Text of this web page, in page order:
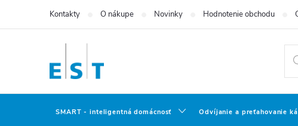
Kontakty O nákupe Novinky Hodnotenie obchodu
SMART - inteligentná domácnosť Odvíjanie a preťahovanie